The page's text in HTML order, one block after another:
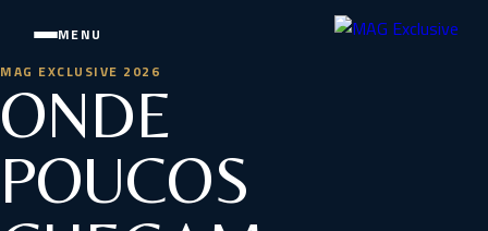
MENU
MAG EXCLUSIVE 2026
ONDE
POUCOS